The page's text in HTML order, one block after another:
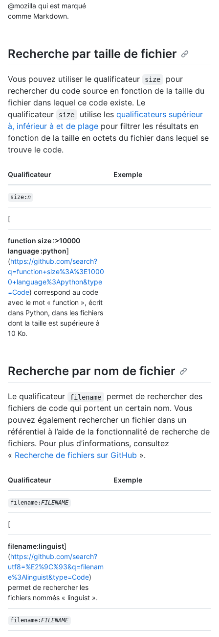
@mozilla qui est marqué
comme Markdown.
Recherche par taille de fichier
Vous pouvez utiliser le qualificateur size
pour
rechercher du code source en fonction de la taille du
fichier dans lequel ce code existe. Le
qualificateur
size utilise les qualificateurs supérieur
à, inférieur à et de plage pour filtrer les résultats en
fonction de la taille en octets du fichier dans lequel se
trouve le code.
Qualificateur Exemple
size:n
[
function size :>10000
language :python]
(https://github.com/search?
q=function+size%3A%3E1000
0+language%3Apython&type
=Code) correspond au code
avec le mot « function », écrit
dans Python, dans les fichiers
dont la taille est supérieure à
10 Ko.
Recherche par nom de fichier
Le qualificateur filename
permet de rechercher des
fichiers de code qui portent un certain nom. Vous
pouvez également rechercher un fichier dans un
référentiel à l’aide de la fonctionnalité de recherche de
fichiers. Pour plus d’informations, consultez
« Recherche de fichiers sur GitHub ».
Qualificateur Exemple
filename:FILENAME
[
filename:linguist]
(https://github.com/search?
utf8=%E2%9C%93&q=filenam
e%3Alinguist&type=Code)
permet de rechercher les
fichiers nommés « linguist ».
filename:FILENAME